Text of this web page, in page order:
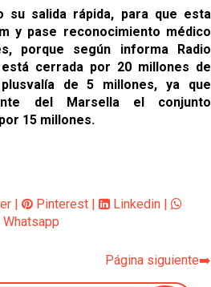
su salida rápida, para que esta
y pase reconocimiento médico
porque según informa Radio
cerrada por 20 millones de
de 5 millones, ya que
del Marsella el conjunto
15 millones.
| Pinterest | Linkedin |
Whatsapp
Página siguiente➡️